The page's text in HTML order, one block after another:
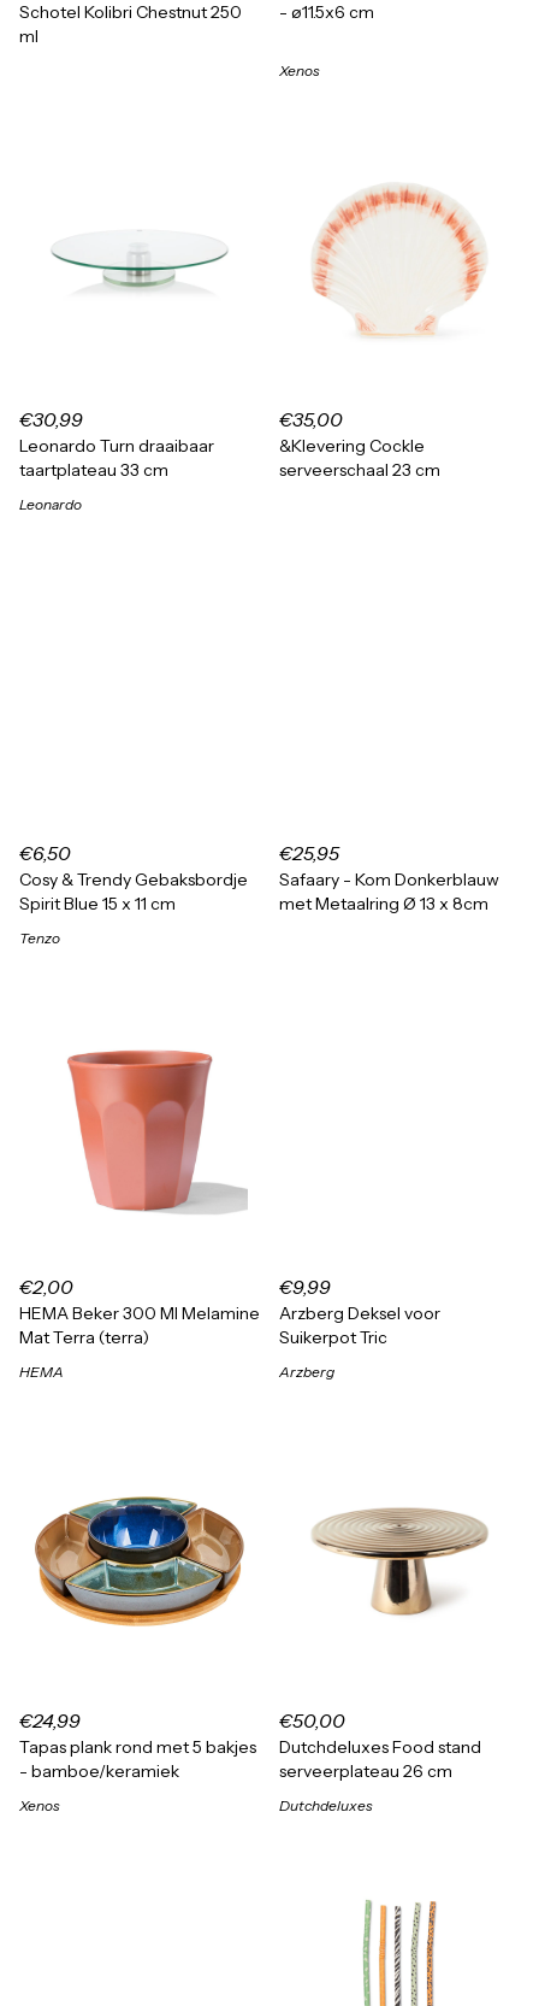
Schotel Kolibri Chestnut 250
ml
- ø11.5x6 cm
Xenos
€30,99
Leonardo Turn draaibaar
taartplateau 33 cm
Leonardo
€35,00
&Klevering Cockle
serveerschaal 23 cm
€6,50
Cosy & Trendy Gebaksbordje
Spirit Blue 15 x 11 cm
Tenzo
€25,95
Safaary - Kom Donkerblauw
met Metaalring Ø 13 x 8cm
€2,00
HEMA Beker 300 Ml Melamine
Mat Terra (terra)
HEMA
€9,99
Arzberg Deksel voor
Suikerpot Tric
Arzberg
€24,99
Tapas plank rond met 5 bakjes
- bamboe/keramiek
Xenos
€50,00
Dutchdeluxes Food stand
serveerplateau 26 cm
Dutchdeluxes